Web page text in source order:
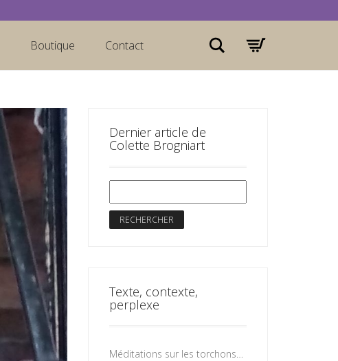
Boutique Contact Rechercher
Dernier article de
Colette Brogniart
Texte, contexte,
perplexe
Méditations sur les torchons et les serviettes